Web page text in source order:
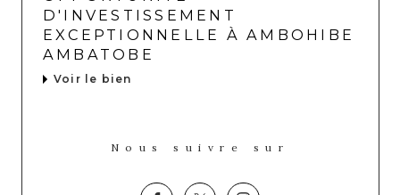
D'INVESTISSEMENT
EXCEPTIONNELLE À AMBOHIBE
AMBATOBE
Voir le bien
Nous suivre sur